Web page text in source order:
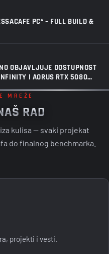
PC“ – FULL BUILD &
OBJAVLJUJE DOSTUPNOST
I AORUS RTX 5080
KARTICA
MREŽE
RAD
kulisa — svaki projekat
do finalnog benchmarka.
projekti i vesti.